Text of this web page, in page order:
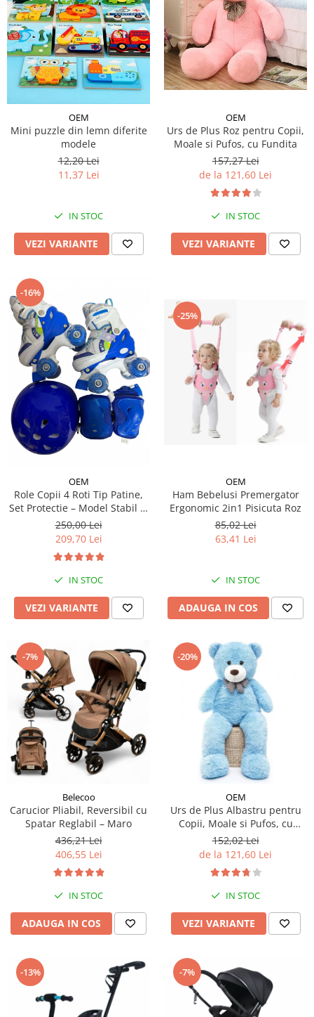
OEM
Mini puzzle din lemn diferite
modele
12,20 Lei
11,37 Lei
IN STOC
VEZI VARIANTE
OEM
Urs de Plus Roz pentru Copii,
Moale si Pufos, cu Fundita
157,27 Lei
de la 121,60 Lei
IN STOC
VEZI VARIANTE
-16%
OEM
Role Copii 4 Roti Tip Patine,
Set Protectie – Model Stabil si
Reglabil - Albastru
250,00 Lei
209,70 Lei
IN STOC
VEZI VARIANTE
-25%
OEM
Ham Bebelusi Premergator
Ergonomic 2in1 Pisicuta Roz
85,02 Lei
63,41 Lei
IN STOC
ADAUGA IN COS
-7%
Belecoo
Carucior Pliabil, Reversibil cu
Spatar Reglabil – Maro
436,21 Lei
406,55 Lei
IN STOC
ADAUGA IN COS
-20%
OEM
Urs de Plus Albastru pentru
Copii, Moale si Pufos, cu
Fundita
152,02 Lei
de la 121,60 Lei
IN STOC
VEZI VARIANTE
-13% -7%